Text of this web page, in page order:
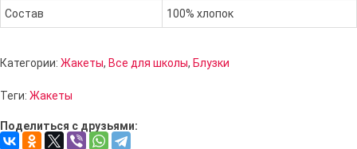
Состав 100% хлопок
Категории: Жакеты, Все для школы, Блузки
Теги: Жакеты
Поделиться с друзьями: